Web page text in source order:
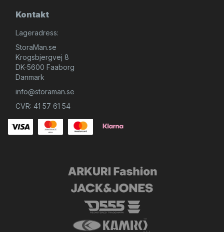
Kontakt
Lageradress:
StoraMan.se
Krogsbjergvej 8
DK-5600 Faaborg
Danmark
info@storaman.se
CVR: 41 57 61 54